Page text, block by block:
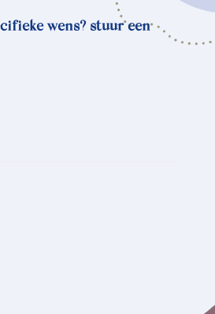
wens? stuur een